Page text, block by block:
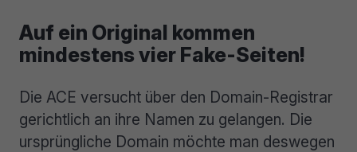
Auf ein Original kommen
mindestens vier Fake-Seiten!
Die ACE versucht über den Domain-Registrar
gerichtlich an ihre Namen zu gelangen. Die
ursprüngliche Domain möchte man deswegen